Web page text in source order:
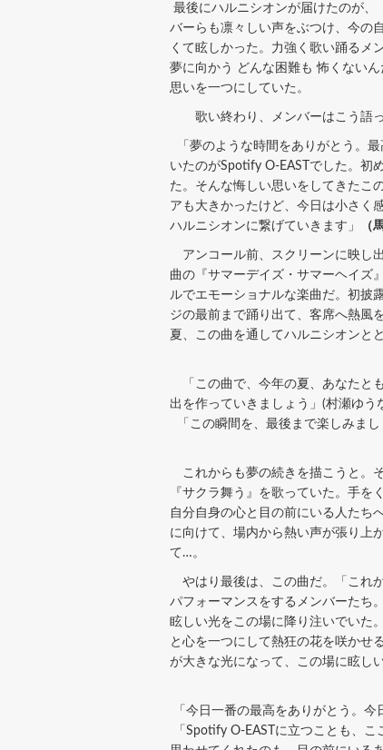
最後にハルニシオンが届けたのが
バーらも凛々しい声をぶつけ、今の
くて眩しかった。力強く歌い踊るメ
夢に向かう どんな困難も 怖くない
思いを一つにしていた。
歌い終わり、メンバーはこう語っ
「夢のような時間をありがとう。
いたのがSpotify O-EASTでした。初
た。そんな悔しい思いをしてきたこ
アも大きかったけど、今日は小さく
ハルニシオンに繋げていきます」
（
アンコール前、スクリーンに映し
曲の『サマーデイズ・サマーヘイズ
ルでエモーショナルな楽曲だ。初披
ジの最前まで踊り出て、客席へ熱風
夏、この曲を通してハルニシオンと
「この曲で、今年の夏、あなたと
出を作っていきましょう」(村瀬ゆう
「この瞬間を、最後まで楽しみま
これからも夢の続きを描こうと。
『サクラ舞う』を歌っていた。手
自分自身の心と目の前にいる人たち
に向けて、場内から熱い声が張り上
て…。
やはり最後は、この曲だ。「これ
パフォーマンスをするメンバーたち
眩しい光をこの場に降り注いでいた
と心を一つにして熱狂の花を咲かせ
が大きな光になって、この場に眩し
「今日一番の最高をありがとう。
「Spotify O-EASTに立つことも、